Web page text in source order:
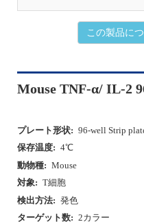
この製品に
Mouse TNF-α/ IL-2
プレート形状: 96-well Strip
保存温度: 4℃
動物種: Mouse
対象: T細胞
検出方法: 発色
ターゲット数: 2カラー